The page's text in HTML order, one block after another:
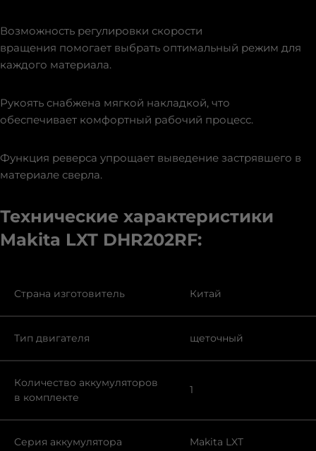
Возможность регулировки скорости
вращения помогает выбрать оптимальный режим для
каждого материала.
Рукоять снабжена мягкой накладкой, что
обеспечивает комфортный рабочий процесс.
Функция реверса упрощает выведение застрявшего в
материале сверла.
Технические характеристики
Makita LXT DHR202RF:
Страна изготовитель Китай
Тип двигателя щеточный
Количество аккумуляторов
в комплекте
1
Серия аккумулятора Makita LXT